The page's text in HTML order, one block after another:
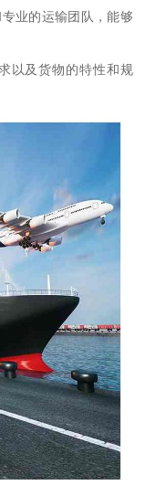
业的运输团队，能够
以及货物的特性和规